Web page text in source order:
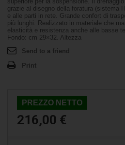
grazie al disegno della foratura (sistema
e alle parti in rete. Grande confort di
più lunghi. Realizzato in materiale che
elasticità e resistenza anche alle basse
Fondo: cm 29×32. Altezza
Send to a friend
Print
PREZZO NETTO
216,00 €